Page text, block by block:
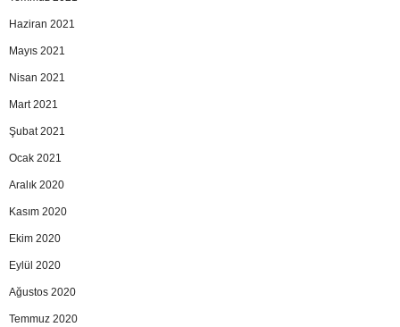
Haziran 2021
Mayıs 2021
Nisan 2021
Mart 2021
Şubat 2021
Ocak 2021
Aralık 2020
Kasım 2020
Ekim 2020
Eylül 2020
Ağustos 2020
Temmuz 2020